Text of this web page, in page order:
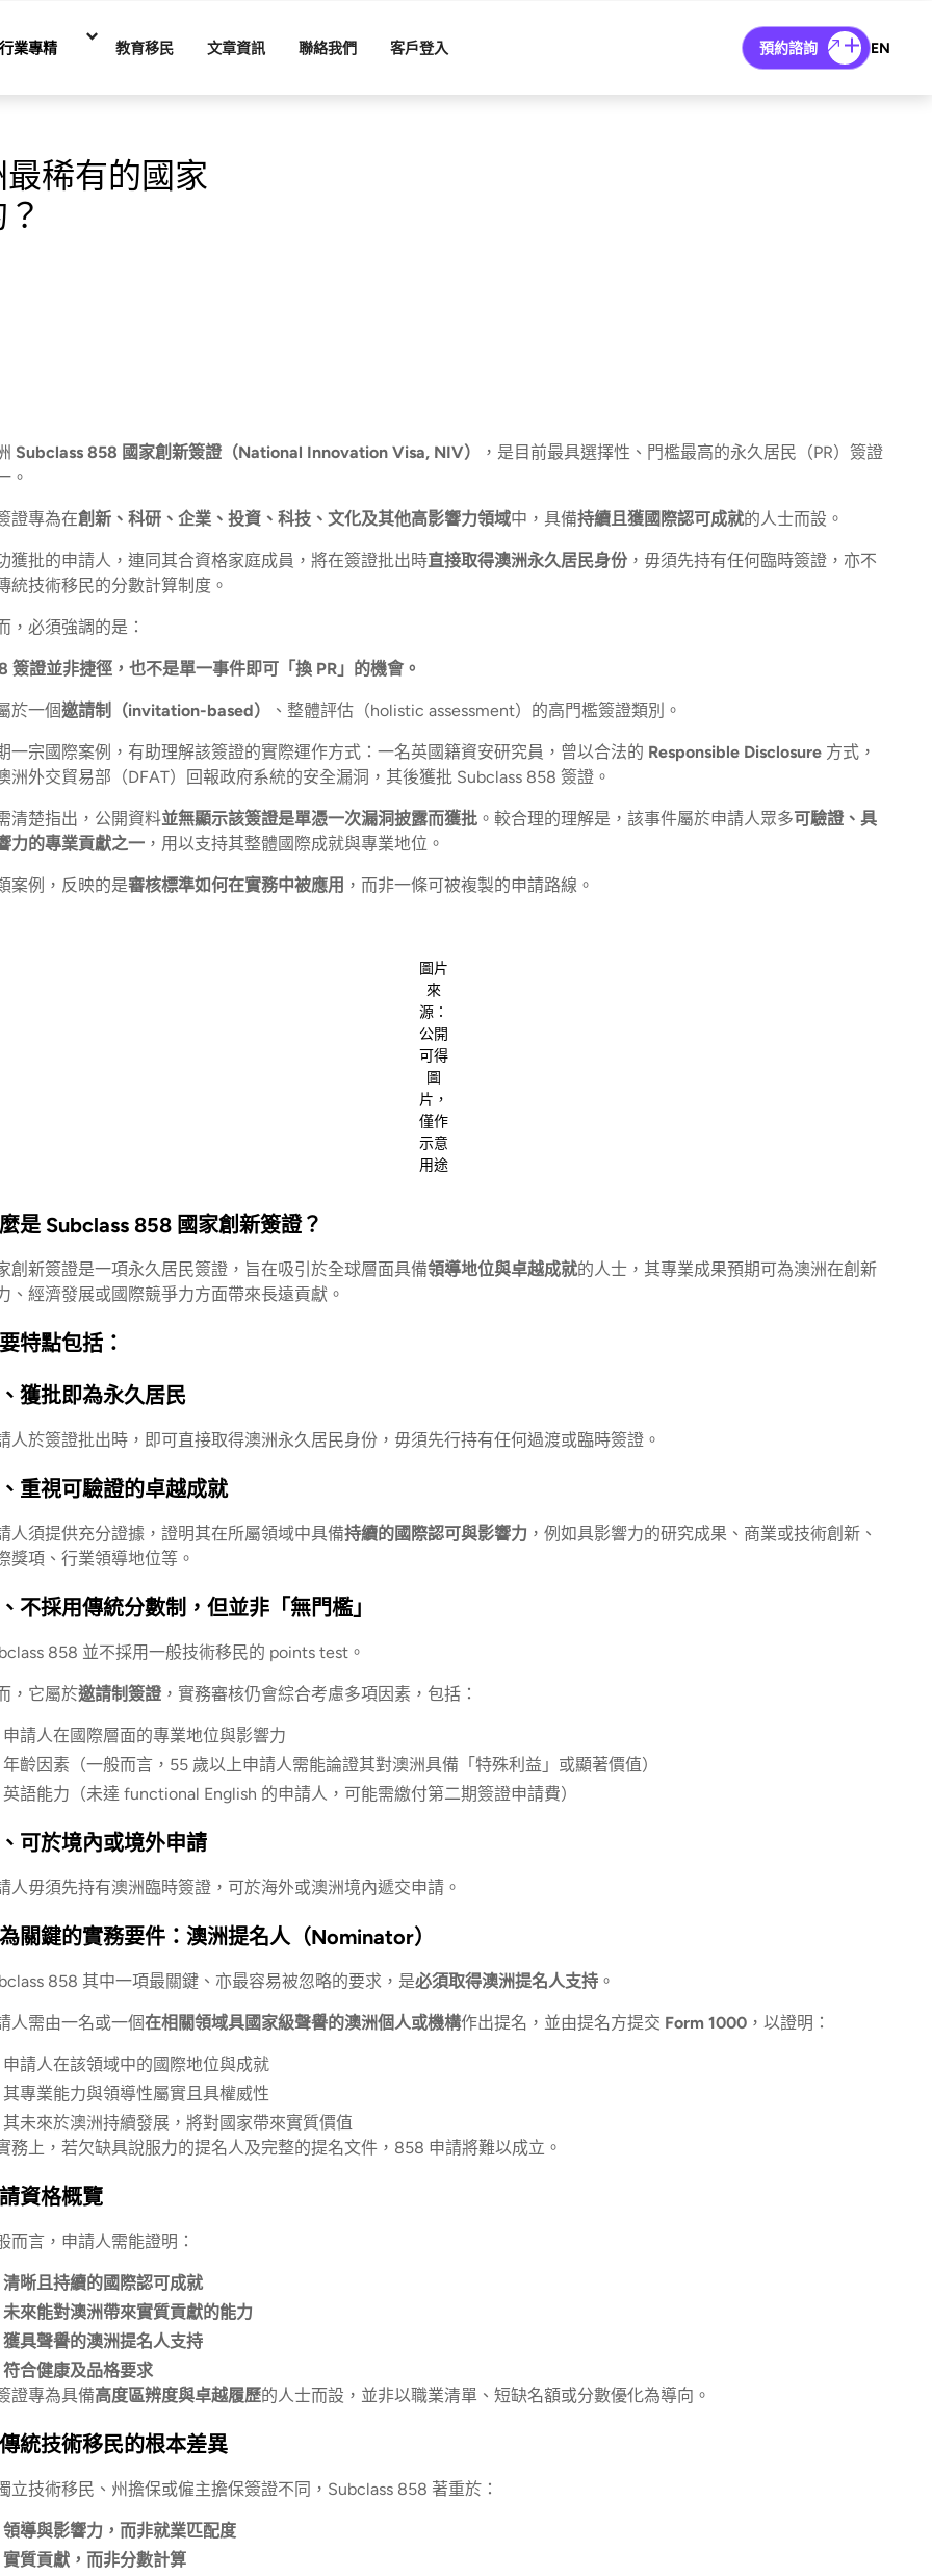
行業專精 教育移民 文章資訊 聯絡我們 客戶登入 預約諮詢 EN
稀有的國家
Subclass 858 國家創新簽證（National Innovation Visa, NIV）
，是目前最具選擇性、門檻最高的永久居民（PR）簽證
。
證專為在創新、科研、企業、投資、科技、文化及其他高影響力領域中，具備持續且獲國際認可成就的人士而設。
獲批的申請人，連同其合資格家庭成員，將在簽證批出時直接取得澳洲永久居民身份，毋須先持有任何臨時簽證，亦不
統技術移民的分數計算制度。
，必須強調的是：
簽證並非捷徑，也不是單一事件即可「換 PR」的機會。
於一個邀請制（invitation-based） 、整體評估（holistic assessment）的高門檻簽證類別。
一宗國際案例，有助理解該簽證的實際運作方式：一名英國籍資安研究員，曾以合法的 Responsible Disclosure方式，
洲外交貿易部（DFAT）回報政府系統的安全漏洞，其後獲批 Subclass 858 簽證。
清楚指出，公開資料並無顯示該簽證是單憑一次漏洞披露而獲批。較合理的理解是，該事件屬於申請人眾多可驗證、具
力的專業貢獻之一，用以支持其整體國際成就與專業地位。
案例，反映的是審核標準如何在實務中被應用 ，而非一條可被複製的申請路線。
圖片
來
源：
公開
可得
圖
片，
僅作
示意
用途
是 Subclass 858 國家創新簽證？
創新簽證是一項永久居民簽證，旨在吸引於全球層面具備領導地位與卓越成就的人士，其專業成果預期可為澳洲在創新
、經濟發展或國際競爭力方面帶來長遠貢獻。
特點包括：
獲批即為永久居民
人於簽證批出時，即可直接取得澳洲永久居民身份，毋須先行持有任何過渡或臨時簽證。
重視可驗證的卓越成就
人須提供充分證據，證明其在所屬領域中具備持續的國際認可與影響力 ，例如具影響力的研究成果、商業或技術創新、
獎項、行業領導地位等。
不採用傳統分數制，但並非「無門檻」
858 並不採用一般技術移民的 points test。
，它屬於邀請制簽證，實務審核仍會綜合考慮多項因素，包括：
申請人在國際層面的專業地位與影響力
年齡因素（一般而言，55 歲以上申請人需能論證其對澳洲具備「特殊利益」或顯著價值）
英語能力（未達 functional English 的申請人，可能需繳付第二期簽證申請費）
可於境內或境外申請
人毋須先持有澳洲臨時簽證，可於海外或澳洲境內遞交申請。
關鍵的實務要件：澳洲提名人（Nominator）
858 其中一項最關鍵、亦最容易被忽略的要求，是必須取得澳洲提名人支持。
人需由一名或一個在相關領域具國家級聲譽的澳洲個人或機構作出提名，並由提名方提交 Form 1000，以證明：
申請人在該領域中的國際地位與成就
其專業能力與領導性屬實且具權威性
其未來於澳洲持續發展，將對國家帶來實質價值
務上，若欠缺具說服力的提名人及完整的提名文件，858 申請將難以成立。
資格概覽
而言，申請人需能證明：
清晰且持續的國際認可成就
未來能對澳洲帶來實質貢獻的能力
獲具聲譽的澳洲提名人支持
符合健康及品格要求
證專為具備高度區辨度與卓越履歷的人士而設，並非以職業清單、短缺名額或分數優化為導向。
統技術移民的根本差異
立技術移民、州擔保或僱主擔保簽證不同，Subclass 858 著重於：
領導與影響力，而非就業匹配度
實質貢獻，而非分數計算